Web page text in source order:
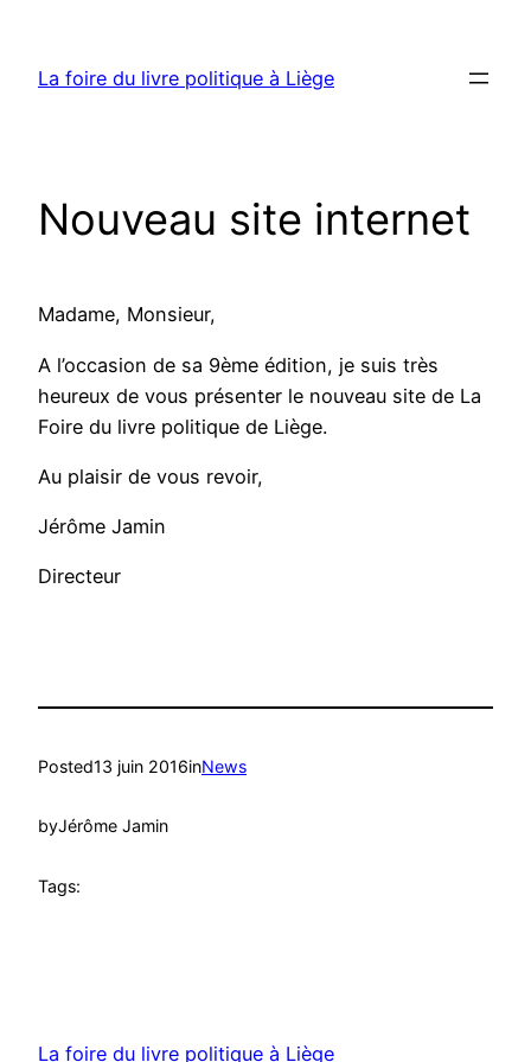
contenu
La foire du livre politique à Liège
Nouveau site internet
Madame, Monsieur,
A l’occasion de sa 9ème édition, je suis très
heureux de vous présenter le nouveau site de La
Foire du livre politique de Liège.
Au plaisir de vous revoir,
Jérôme Jamin
Directeur
Posted13 juin 2016inNews
byJérôme Jamin
Tags:
La foire du livre politique à Liège